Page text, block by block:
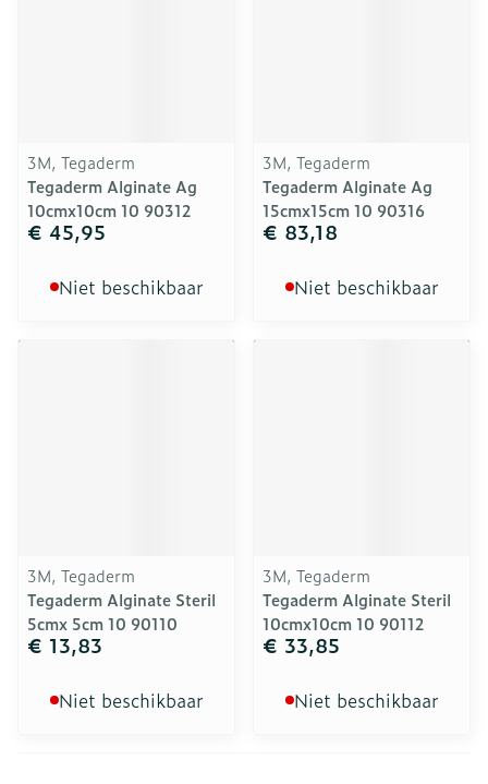
3M, Tegaderm
Tegaderm Alginate Ag
10cmx10cm 10 90312
€ 45,95
Niet beschikbaar
3M, Tegaderm
Tegaderm Alginate Ag
15cmx15cm 10 90316
€ 83,18
Niet beschikbaar
3M, Tegaderm
Tegaderm Alginate Steril
5cmx 5cm 10 90110
€ 13,83
Niet beschikbaar
3M, Tegaderm
Tegaderm Alginate Steril
10cmx10cm 10 90112
€ 33,85
Niet beschikbaar